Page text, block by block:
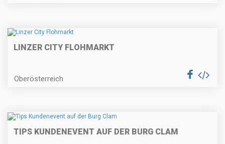
LINZER CITY FLOHMARKT
Oberösterreich
TIPS KUNDENEVENT AUF DER BURG CLAM